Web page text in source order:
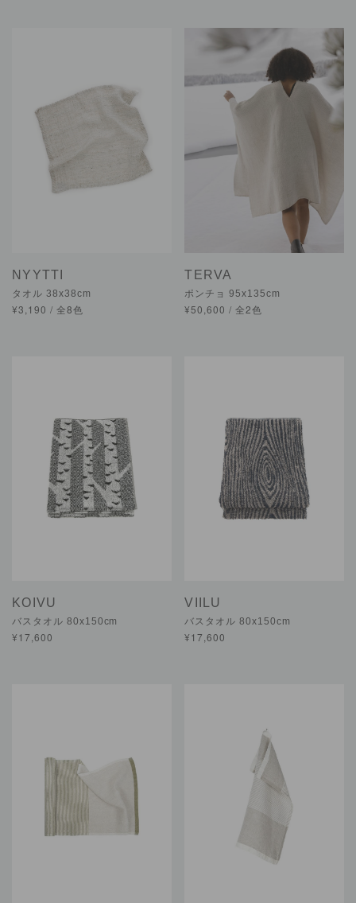
NYYTTI
タオル 38x38cm
¥3,190 / 全8色
TERVA
ポンチョ 95x135cm
¥50,600 / 全2色
KOIVU
バスタオル 80x150cm
¥17,600
VIILU
バスタオル 80x150cm
¥17,600